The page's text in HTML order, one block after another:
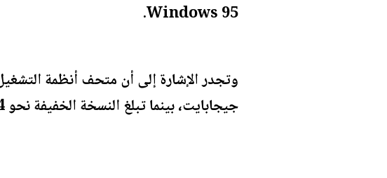
Windows 95.
جيجابايت، بينما تبلغ النسخة الخفيفة نحو 14 جيجابايت.